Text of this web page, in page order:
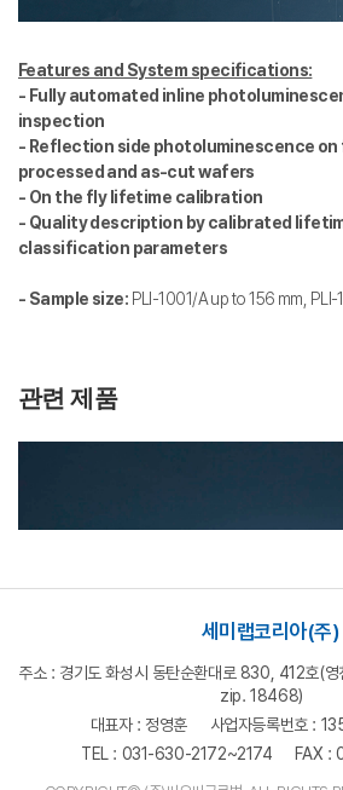
Features and System specifications:
- Fully automated inline
inspection
- Reflection side photoluminescence on
processed and as-cut wafers
- On the fly lifetime calibration
- Quality description by calibrated
classification parameters
- Sample size: PLI-1001/A up to 156 mm,
세미랩코리아(주)
주소 : 경기도 화성시 동탄순환대로 830, 412호(
zip. 18468)
대표자 : 정영훈
사업자등록번호 :
TEL : 031-630-2172~2174
FAX :